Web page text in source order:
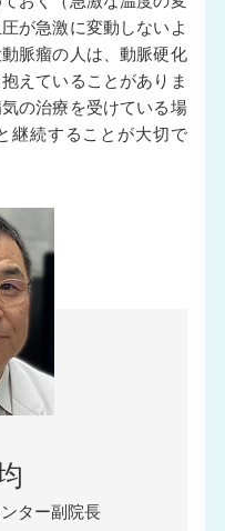
が急激に変動しないよ
脈瘤の人は、動脈硬化
えていることがありま
の治療を受けている場
継続することが大切で
ター副院長